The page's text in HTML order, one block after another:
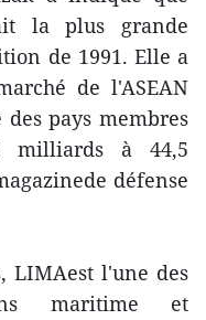
la plus grande
de 1991. Elle a
de l'ASEAN
des pays membres
milliards à 44,5
défense
LIMAest l'une des
maritime et